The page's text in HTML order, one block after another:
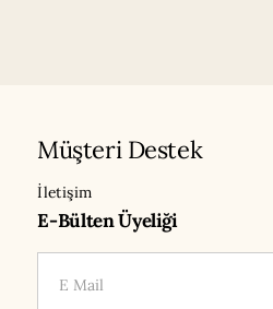
Müşteri Destek
İletişim
E-Bülten Üyeliği